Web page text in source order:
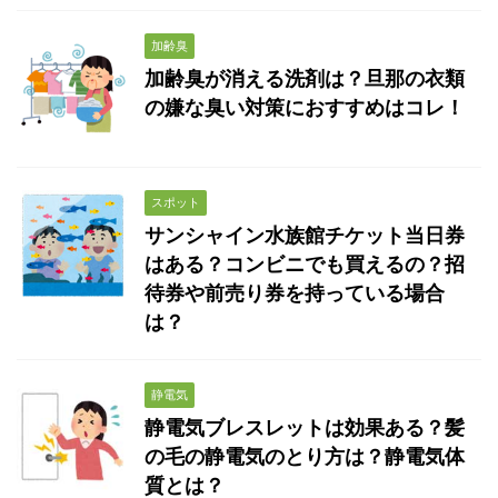
加齢臭
加齢臭が消える洗剤は？旦那の衣類
の嫌な臭い対策におすすめはコレ！
スポット
サンシャイン水族館チケット当日券
はある？コンビニでも買えるの？招
待券や前売り券を持っている場合
は？
静電気
静電気ブレスレットは効果ある？髪
の毛の静電気のとり方は？静電気体
質とは？